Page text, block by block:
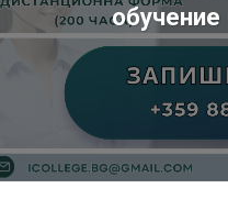
обучение